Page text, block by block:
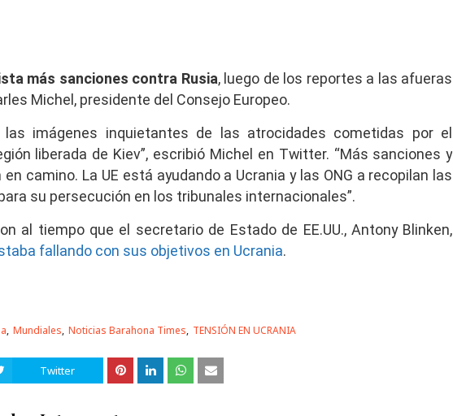
más sanciones contra Rusia, luego de los reportes a las afueras
Michel, presidente del Consejo Europeo.
las imágenes inquietantes de las atrocidades cometidas por el
liberada de Kiev”, escribió Michel en Twitter. “Más sanciones y
en camino. La UE está ayudando a Ucrania y las ONG a recopilan las
su persecución en los tribunales internacionales”.
al tiempo que el secretario de Estado de EE.UU., Antony Blinken,
fallando con sus objetivos en Ucrania.
Mundiales Noticias Barahona Times TENSIÓN EN UCRANIA
Twitter